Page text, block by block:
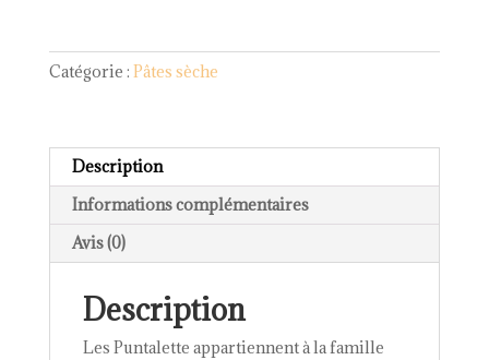
Catégorie : Pâtes sèche
Description
Informations complémentaires
Avis (0)
Description
Les Puntalette appartiennent à la famille